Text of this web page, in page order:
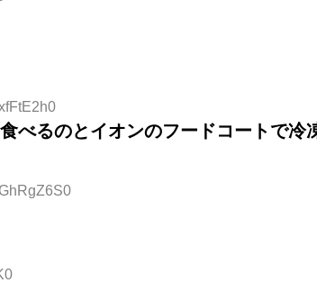
べるのとイオンのフードコートで冷